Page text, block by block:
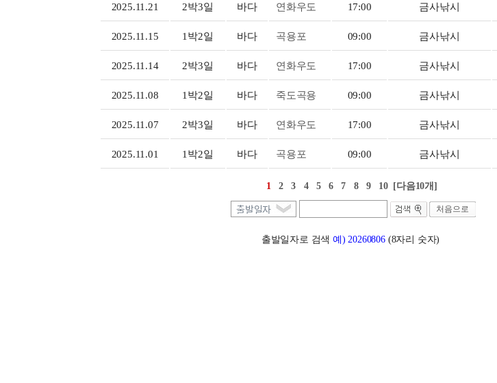
2025.11.21 2박3일 바다 연화우도 17:00 금사낚시
2025.11.15 1박2일 바다 곡용포 09:00 금사낚시
2025.11.14 2박3일 바다 연화우도 17:00 금사낚시
2025.11.08 1박2일 바다 죽도곡용 09:00 금사낚시
2025.11.07 2박3일 바다 연화우도 17:00 금사낚시
2025.11.01 1박2일 바다 곡용포 09:00 금사낚시
1 2 3 4 5 6 7 8 9 10 [다음10개]
처음으로
출발일자로 검색예) 20260806(8자리 숫자)